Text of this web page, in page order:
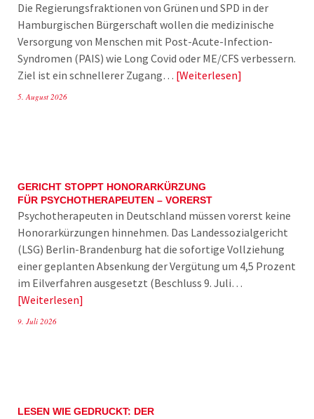
Die Regierungsfraktionen von Grünen und SPD in der
Hamburgischen Bürgerschaft wollen die medizinische
Versorgung von Menschen mit Post-Acute-Infection-
Syndromen (PAIS) wie Long Covid oder ME/CFS verbessern.
Ziel ist ein schnellerer Zugang… Weiterlesen
5. August 2026
GERICHT STOPPT HONORARKÜRZUNG
FÜR PSYCHOTHERAPEUTEN – VORERST
Psychotherapeuten in Deutschland müssen vorerst keine
Honorarkürzungen hinnehmen. Das Landessozialgericht
(LSG) Berlin-Brandenburg hat die sofortige Vollziehung
einer geplanten Absenkung der Vergütung um 4,5 Prozent
im Eilverfahren ausgesetzt (Beschluss 9. Juli…
Weiterlesen
9. Juli 2026
LESEN WIE GEDRUCKT: DER